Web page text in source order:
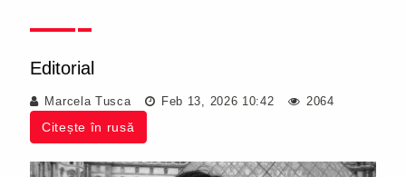
Editorial
Marcela Tusca Feb 13, 2026 10:42 2064
Citește în rusă